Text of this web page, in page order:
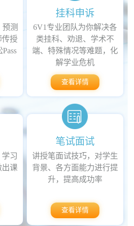
预测
传授
挂科申诉
6V1专业团队为你解决各
类挂科、劝退、学术不
端、特殊情况等难题，化
解学业危机
查看详情
学习
出课
笔试面试
讲授笔面试技巧，对学生
背景、各方面能力进行提
升，提高成功率
查看详情